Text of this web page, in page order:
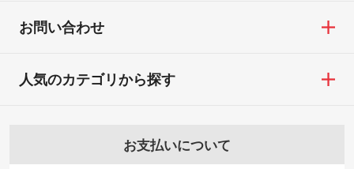
お問い合わせ
お支払いについて
人気のカテゴリから探す